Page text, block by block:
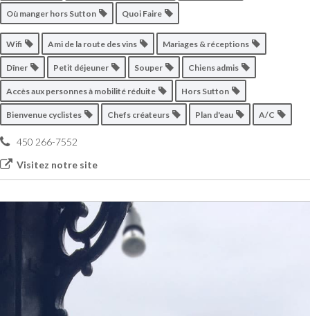
Où manger hors Sutton Quoi Faire
Wifi Ami de la route des vins Mariages & réceptions
Dîner Petit déjeuner Souper Chiens admis
Accès aux personnes à mobilité réduite Hors Sutton
Bienvenue cyclistes Chefs créateurs Plan d'eau A/C
450 266-7552
Visitez notre site